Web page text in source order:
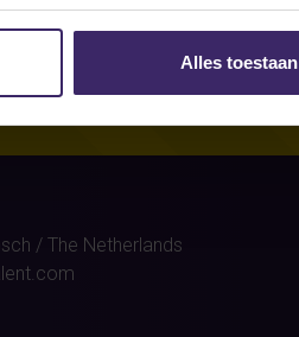
Alles toestaan
/ The Netherlands